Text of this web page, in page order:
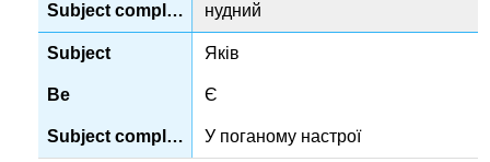
нудний
Яків
Є
У поганому настрої